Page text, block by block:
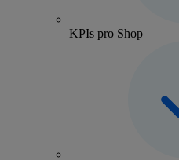
KPIs pro Shop